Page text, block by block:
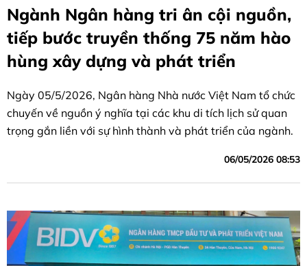
Ngành Ngân hàng tri ân cội nguồn,
tiếp bước truyền thống 75 năm hào
hùng xây dựng và phát triển
Ngày 05/5/2026, Ngân hàng Nhà nước Việt Nam tổ chức
chuyến về nguồn ý nghĩa tại các khu di tích lịch sử quan
trọng gắn liền với sự hình thành và phát triển của ngành.
06/05/2026 08:53